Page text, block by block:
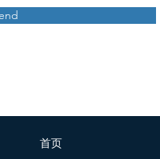
首页